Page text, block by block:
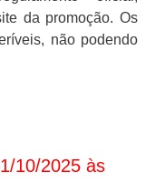
da promoção. Os
não podendo
10/2025 às